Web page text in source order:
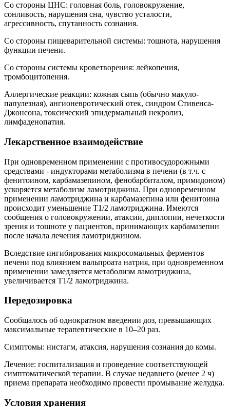
Со стороны ЦНС: головная боль, головокружение,
сонливость, нарушения сна, чувство усталости,
агрессивность, спутанность сознания.
Со стороны пищеварительной системы: тошнота, нарушения
функции печени.
Со стороны системы кроветворения: лейкопения,
тромбоцитопения.
Аллергические реакции: кожная сыпь (обычно макуло-
папулезная), ангионевротический отек, синдром Стивенса-
Джонсона, токсический эпидермальный некролиз,
лимфаденопатия.
Лекарственное взаимодействие
При одновременном применении с противосудорожными
средствами - индукторами метаболизма в печени (в т.ч. с
фенитоином, карбамазепином, фенобарбиталом, примидоном)
ускоряется метаболизм ламотриджина. При одновременном
применении ламотриджина и карбамазепина или фенитоина
происходит уменьшение T1/2 ламотриджина. Имеются
сообщения о головокружении, атаксии, диплопии, нечеткости
зрения и тошноте у пациентов, принимающих карбамазепин
после начала лечения ламотриджином.
Вследствие ингибирования микросомальных ферментов
печени под влиянием вальпроата натрия, при одновременном
применении замедляется метаболизм ламотриджина,
увеличивается T1/2 ламотриджина.
Передозировка
Сообщалось об однократном введении доз, превышающих
максимальные терапевтические в 10–20 раз.
Симптомы: нистагм, атаксия, нарушения сознания до комы.
Лечение: госпитализация и проведение соответствующей
симптоматической терапии. В случае недавнего (менее 2 ч)
приема препарата необходимо провести промывание желудка.
Условия хранения